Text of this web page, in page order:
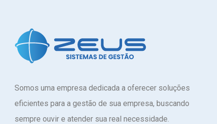
Somos uma empresa dedicada a oferecer soluções
eficientes para a gestão de sua empresa, buscando
sempre ouvir e atender sua real necessidade.